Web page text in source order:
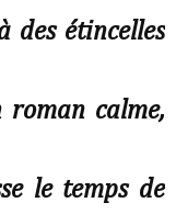
des étincelles
roman calme,
le temps de